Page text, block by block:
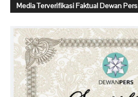
Media Terverifikasi Faktual Dewan Pers